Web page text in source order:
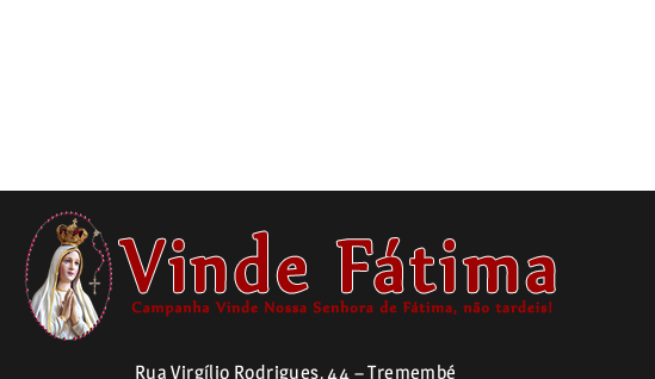
Rua Virgílio Rodrigues, 44 – Tremembé